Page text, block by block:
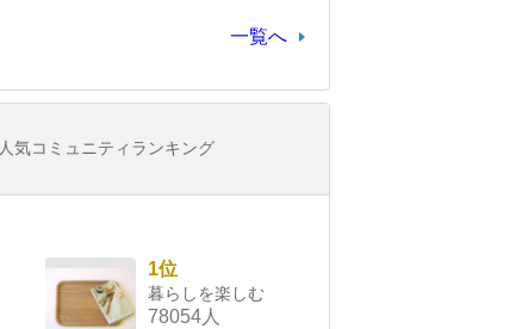
一覧へ
人気コミュニティランキング
1位
暮らしを楽しむ
78054人